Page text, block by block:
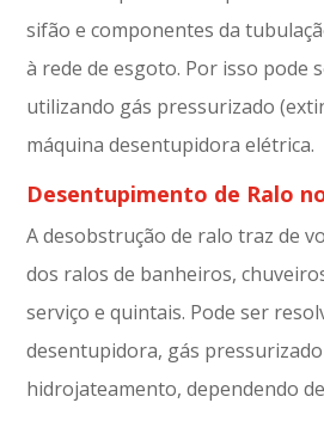
sifão e componentes da
à rede de esgoto. Por isso pode
utilizando gás pressurizado
máquina desentupidora elétrica.
Desentupimento de Ralo
A desobstrução de ralo traz de
dos ralos de banheiros,
serviço e quintais. Pode ser
desentupidora, gás
hidrojateamento, dependendo